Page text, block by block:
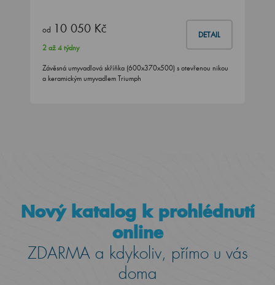
od 10 050 Kč DETAIL
2 až 4 týdny
Závěsná umyvadlová skříňka (600x370x500) s otevřenou nikou
a keramickým umyvadlem Triumph
Nový katalog k prohlédnutí
online
ZDARMA a kdykoliv, přímo u vás
doma